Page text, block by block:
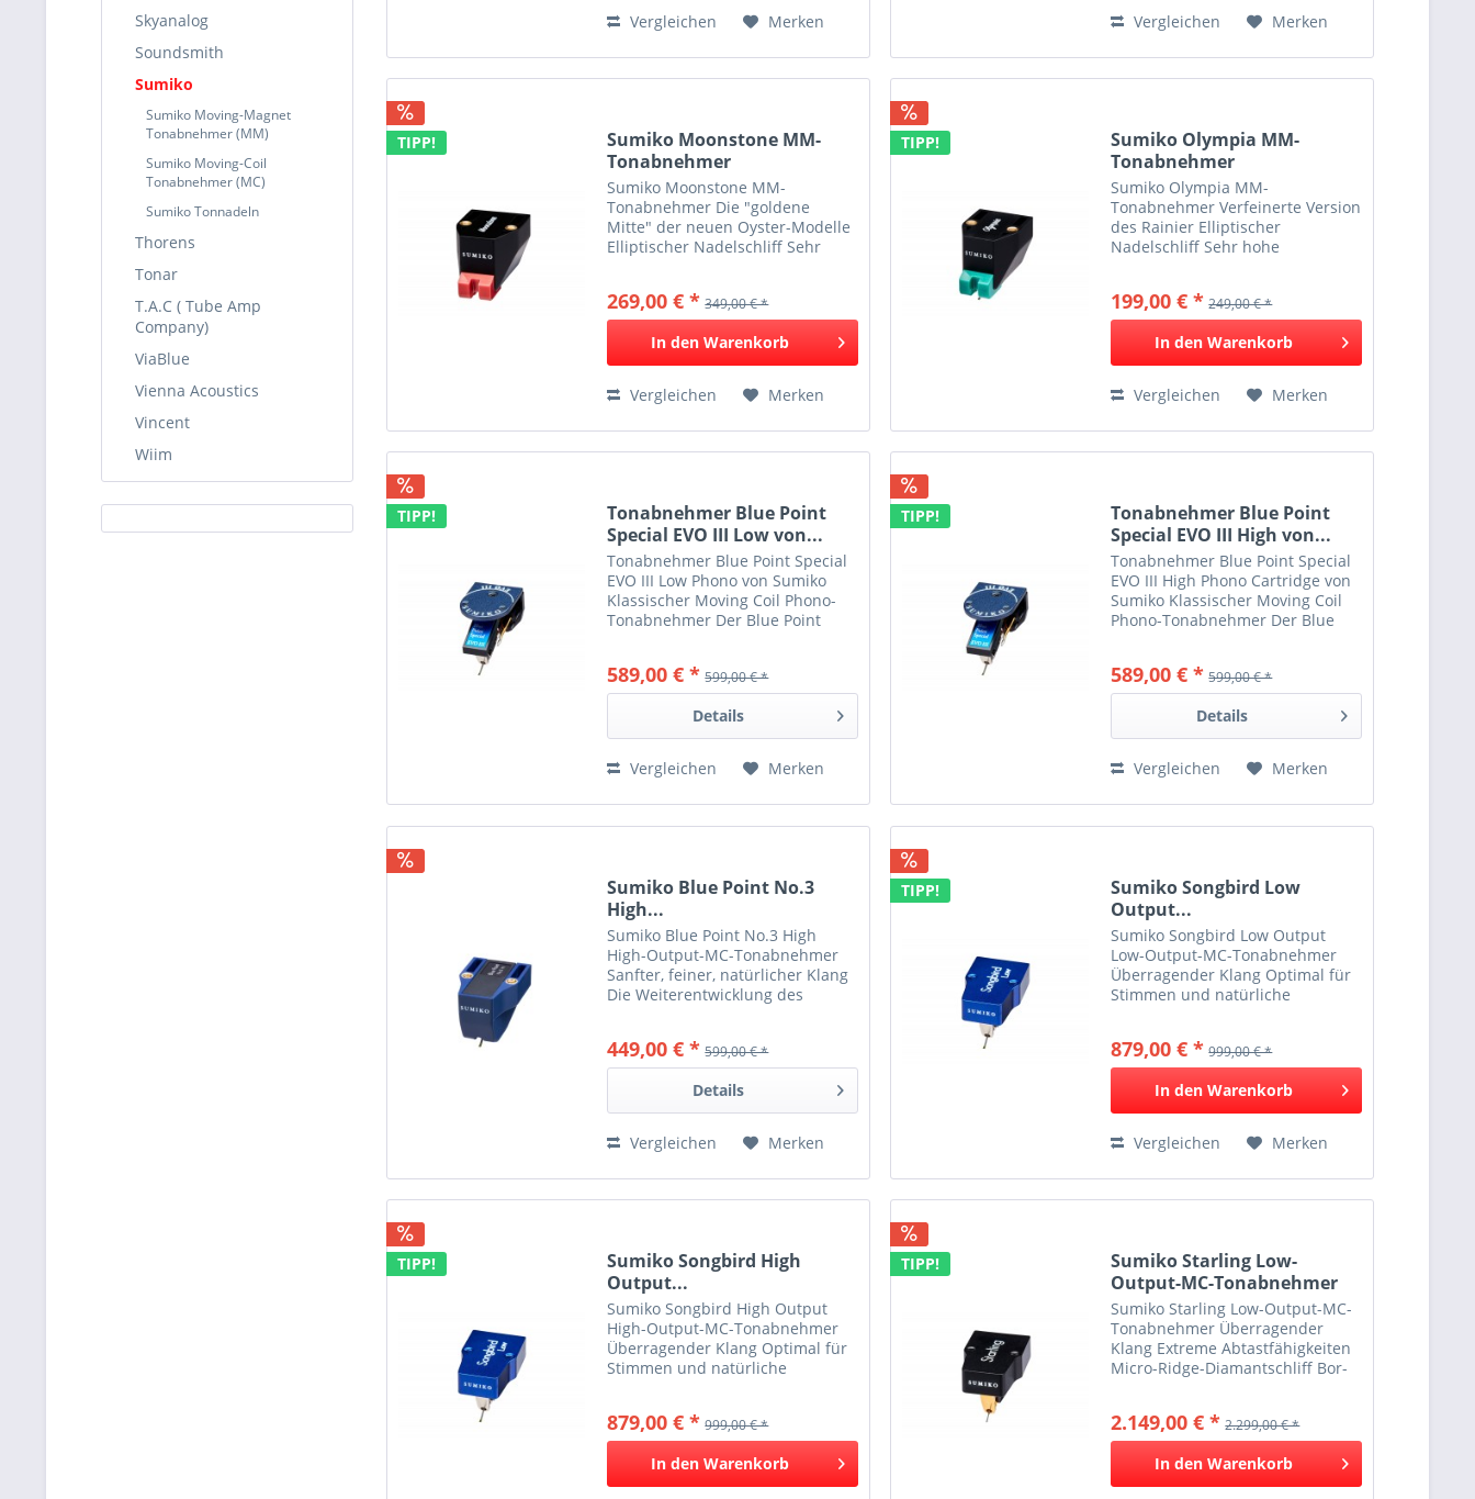
Skyanalog
Soundsmith
Sumiko
Sumiko Moving-Magnet
Tonabnehmer (MM)
Sumiko Moving-Coil
Tonabnehmer (MC)
Sumiko Tonnadeln
Thorens
Tonar
T.A.C ( Tube Amp
Company)
ViaBlue
Vienna Acoustics
Vincent
Wiim
Vergleichen Merken Vergleichen Merken
TIPP!
Sumiko Moonstone MM-
Tonabnehmer
Sumiko Moonstone MM-
Tonabnehmer Die "goldene
Mitte" der neuen Oyster-Modelle
Elliptischer Nadelschliff Sehr
Mond ... Das Moonstone
beeindruckt auf ganzer Linie.
Durch eine weitere...
269,00 € * 349,00 € *
In den Warenkorb
Vergleichen Merken
TIPP!
Sumiko Olympia MM-
Tonabnehmer
Sumiko Olympia MM-
Tonabnehmer Verfeinerte Version
des Rainier Elliptischer
Nadelschliff Sehr hohe
Göttlich inspiriert Der Olympia
baut auf dem Rainier auf und
verfügt über eine...
199,00 € * 249,00 € *
In den Warenkorb
Vergleichen Merken
TIPP!
Tonabnehmer Blue Point
Special EVO III Low von...
Tonabnehmer Blue Point Special
EVO III Low Phono von Sumiko
Klassischer Moving Coil Phono-
Tonabnehmer Der Blue Point
Subtilität und ist auf der Mission,
musikalische Informationen...
589,00 € * 599,00 € *
Details
Vergleichen Merken
TIPP!
Tonabnehmer Blue Point
Special EVO III High von...
Tonabnehmer Blue Point Special
EVO III High Phono Cartridge von
Sumiko Klassischer Moving Coil
Phono-Tonabnehmer Der Blue
Subtilität und ist auf der Mission,
musikalische...
589,00 € * 599,00 € *
Details
Vergleichen Merken
Sumiko Blue Point No.3
High...
Sumiko Blue Point No.3 High
High-Output-MC-Tonabnehmer
Sanfter, feiner, natürlicher Klang
Die Weiterentwicklung des
Resonanzoptimiertes Gehäuse
Das Oyster-MC für MM-Phono-
Verstärker Zusammen...
449,00 € * 599,00 € *
Details
Vergleichen Merken
TIPP!
Sumiko Songbird Low
Output...
Sumiko Songbird Low Output
Low-Output-MC-Tonabnehmer
Überragender Klang Optimal für
Stimmen und natürliche
Resonanzoptimiertes Gehäuse
Der singende Tonabnehmer Das
Sumiko Songbird eignet sich...
879,00 € * 999,00 € *
In den Warenkorb
Vergleichen Merken
TIPP!
Sumiko Songbird High
Output...
Sumiko Songbird High Output
High-Output-MC-Tonabnehmer
Überragender Klang Optimal für
Stimmen und natürliche
Resonanzoptimiertes Gehäuse
Der singende Tonabnehmer Das
Sumiko Songbird eignet sich...
879,00 € * 999,00 € *
In den Warenkorb
TIPP!
Sumiko Starling Low-
Output-MC-Tonabnehmer
Sumiko Starling Low-Output-MC-
Tonabnehmer Überragender
Klang Extreme Abtastfähigkeiten
Micro-Ridge-Diamantschliff Bor-
Ensembles Wenn ein Bild mehr
als tausend Worte sagt, wirft...
2.149,00 € * 2.299,00 € *
In den Warenkorb